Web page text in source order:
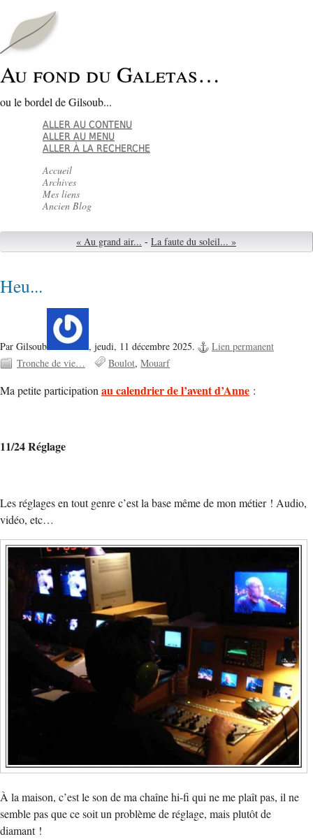
Au fond du Galetas…
ou le bordel de Gilsoub...
ALLER AU CONTENU
ALLER AU MENU
ALLER À LA RECHERCHE
Accueil
Archives
Mes liens
Ancien Blog
« Au grand air... - La faute du soleil... »
Heu...
Par Gilsoub , jeudi, 11 décembre 2025.
Lien permanent
Tronche de vie…
Boulot Mouarf
Ma petite participationau calendrier de l’avent d’Anne :
11/24 Réglage
Les réglagesen tout genre c’est la base même de mon métier ! Audio,
vidéo, etc…
À la maison, c’est le son de ma chaîne hi-fi qui ne me plaît pas, il ne
semble pas que ce soit un problème de réglage, mais plutôt de
diamant !